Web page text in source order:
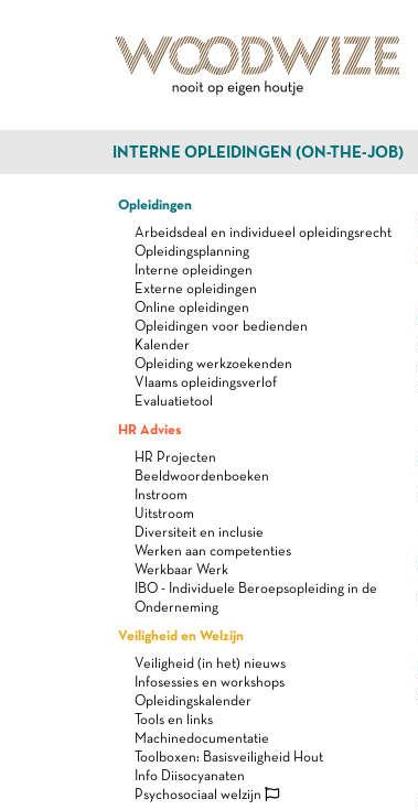
INTERNE OPLEIDINGEN (ON-THE-JOB)
Opleidingen
Arbeidsdeal en individueel opleidingsrecht
Opleidingsplanning
Interne opleidingen
Externe opleidingen
Online opleidingen
Opleidingen voor bedienden
Kalender
Opleiding werkzoekenden
Vlaams opleidingsverlof
Evaluatietool
HR Advies
HR Projecten
Beeldwoordenboeken
Instroom
Uitstroom
Diversiteit en inclusie
Werken aan competenties
Werkbaar Werk
IBO - Individuele Beroepsopleiding in de
Onderneming
Veiligheid en Welzijn
Veiligheid (in het) nieuws
Infosessies en workshops
Opleidingskalender
Tools en links
Machinedocumentatie
Toolboxen: Basisveiligheid Hout
Info Diisocyanaten
Psychosociaal welzijn